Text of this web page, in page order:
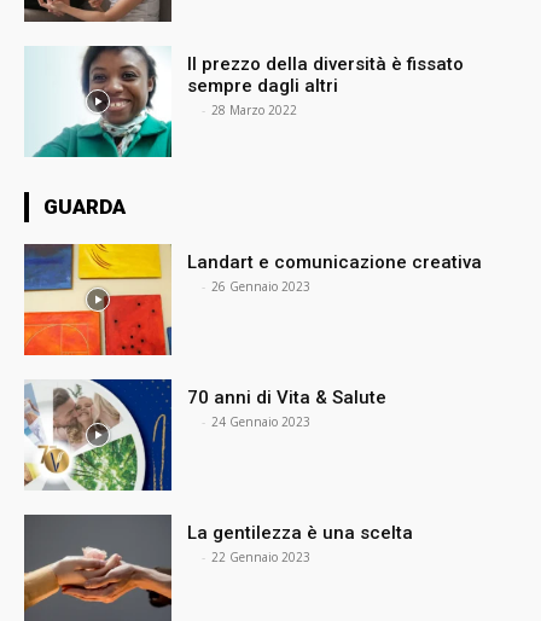
Il prezzo della diversità è fissato
sempre dagli altri
- 28 Marzo 2022
GUARDA
Landart e comunicazione creativa
- 26 Gennaio 2023
70 anni di Vita & Salute
- 24 Gennaio 2023
La gentilezza è una scelta
- 22 Gennaio 2023